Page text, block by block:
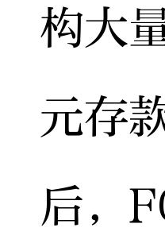
构大
元存
后，